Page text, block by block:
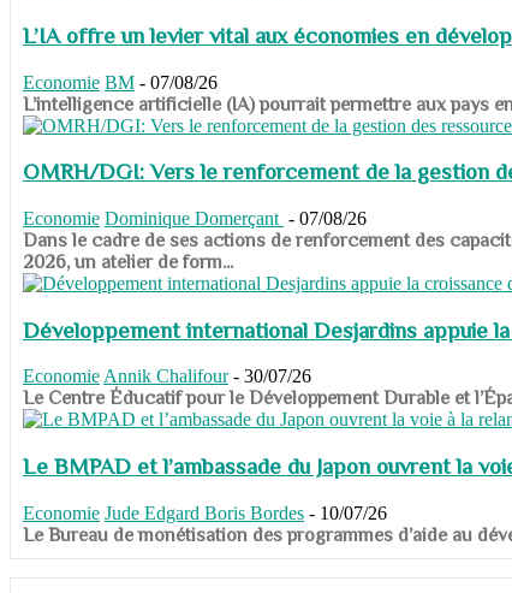
L’IA offre un levier vital aux économies en
Economie BM - 07/08/26
​​​​​​​L’intelligence artificielle (IA) pourrait permettre aux pays
OMRH/DGI: Vers le renforcement de la gestion
Economie Dominique Domerçant - 07/08/26
Dans le cadre de ses actions de renforcement des
2026, un atelier de form...
Développement international Desjardins appuie
Economie Annik Chalifour - 30/07/26
​​​​​​​Le Centre Éducatif pour le Développement Durable et
Le BMPAD et l’ambassade du Japon ouvrent la
Economie Jude Edgard Boris Bordes - 10/07/26
​​​​​​​Le Bureau de monétisation des programmes d’aide au